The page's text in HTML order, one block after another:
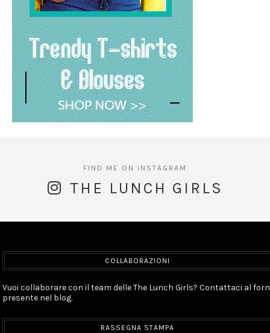
THE LUNCH GIRLS
COLLABORAZIONI
Vuoi collaborare con il team delle The Lunch Girls? Contattaci al
presente nel blog.
RASSEGNA STAMPA